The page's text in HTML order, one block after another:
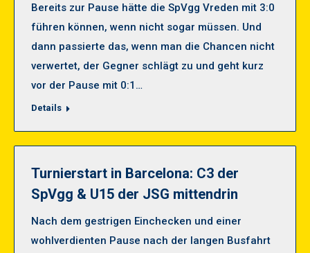
Bereits zur Pause hätte die SpVgg Vreden mit 3:0
führen können, wenn nicht sogar müssen. Und
dann passierte das, wenn man die Chancen nicht
verwertet, der Gegner schlägt zu und geht kurz
vor der Pause mit 0:1…
Details
Turnierstart in Barcelona: C3 der
SpVgg & U15 der JSG mittendrin
Nach dem gestrigen Einchecken und einer
wohlverdienten Pause nach der langen Busfahrt